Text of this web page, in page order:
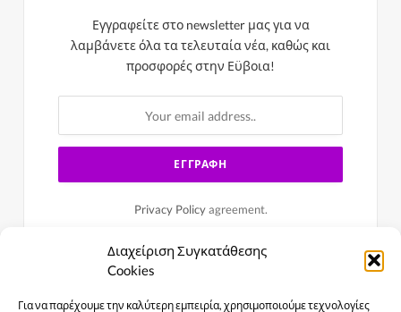
Διαχείριση Συγκατάθεσης
Cookies
Για να παρέχουμε την καλύτερη εμπειρία, χρησιμοποιούμε τεχνολογίες
Εγγραφείτε στο newsletter μας για να
λαμβάνετε όλα τα τελευταία νέα, καθώς και
προσφορές στην Εϋβοια!
Privacy Policyagreement.